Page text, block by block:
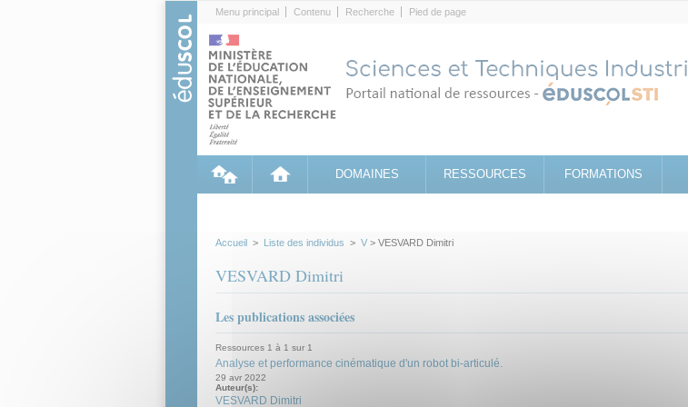
Menu principal Contenu Recherche Pied de page
DOMAINES RESSOURCES FORMATIONS
Accueil > Liste des individus > V > VESVARD Dimitri
VESVARD Dimitri
Les publications associées
Ressources 1 à 1 sur 1
Analyse et performance cinématique d'un robot bi-articulé.
29 avr 2022
Auteur(s):
VESVARD Dimitri